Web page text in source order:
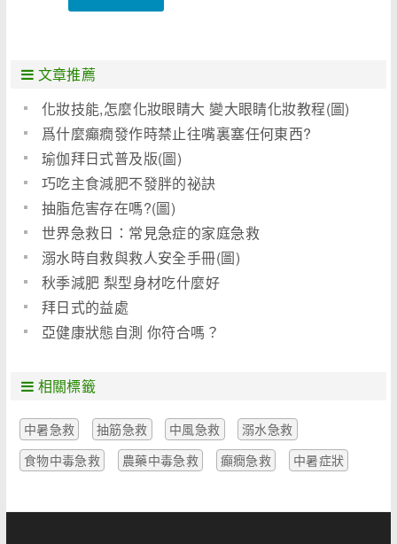
文章推薦
化妝技能,怎麼化妝眼睛大 變大眼睛化妝教程(圖)
爲什麼癲癇發作時禁止往嘴裏塞任何東西?
瑜伽拜日式普及版(圖)
巧吃主食減肥不發胖的祕訣
抽脂危害存在嗎?(圖)
世界急救日：常見急症的家庭急救
溺水時自救與救人安全手冊(圖)
秋季減肥 梨型身材吃什麼好
拜日式的益處
亞健康狀態自測 你符合嗎？
相關標籤
中暑急救 抽筋急救 中風急救
溺水急救
食物中毒急救
農藥中毒急救 癲癇急救 中暑症狀